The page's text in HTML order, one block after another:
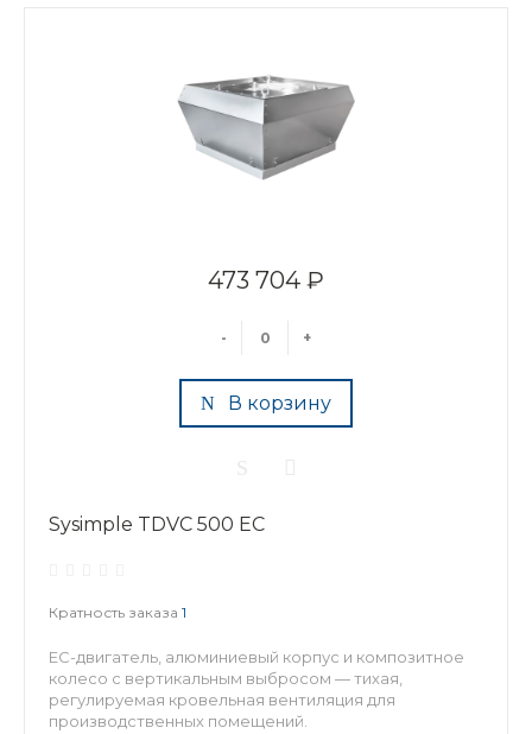
473 704 ₽
- +
В корзину
Sysimple TDVC 500 EC
Кратность заказа 1
EC-двигатель, алюминиевый корпус и композитное
колесо с вертикальным выбросом — тихая,
регулируемая кровельная вентиляция для
производственных помещений.